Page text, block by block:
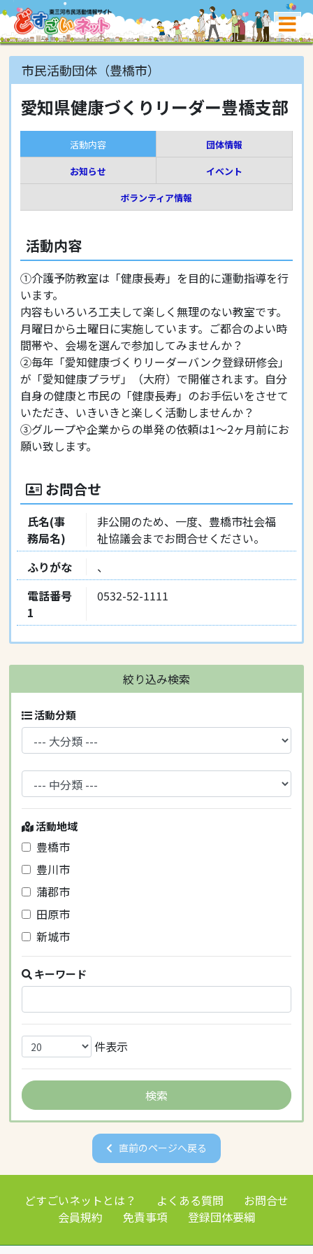
市民活動団体（豊橋市）
愛知県健康づくりリーダー豊橋支部
活動内容
団体情報
お知らせ
イベント
ボランティア情報
活動内容
①介護予防教室は「健康長寿」を目的に運動指導を行
います。
内容もいろいろ工夫して楽しく無理のない教室です。
月曜日から土曜日に実施しています。ご都合のよい時
間帯や、会場を選んで参加してみませんか？
②毎年「愛知健康づくりリーダーバンク登録研修会」
が「愛知健康プラザ」（大府）で開催されます。自分
自身の健康と市民の「健康長寿」のお手伝いをさせて
いただき、いきいきと楽しく活動しませんか？
③グループや企業からの単発の依頼は1～2ヶ月前にお
願い致します。
お問合せ
氏名(事
務局名)
非公開のため、一度、豊橋市社会福
祉協議会までお問合せください。
ふりがな
、
電話番号
1
0532-52-1111
絞り込み検索
活動分類
活動地域
豊橋市
豊川市
蒲郡市
田原市
新城市
キーワード
件表示
直前のページへ戻る
どすごいネットとは？ よくある質問
お問合せ
会員規約
免責事項 登録団体要綱